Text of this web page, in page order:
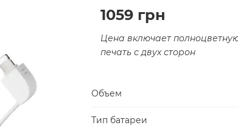
1059 грн
Цена включает
печать с двух сторон
Объем
Тип батареи